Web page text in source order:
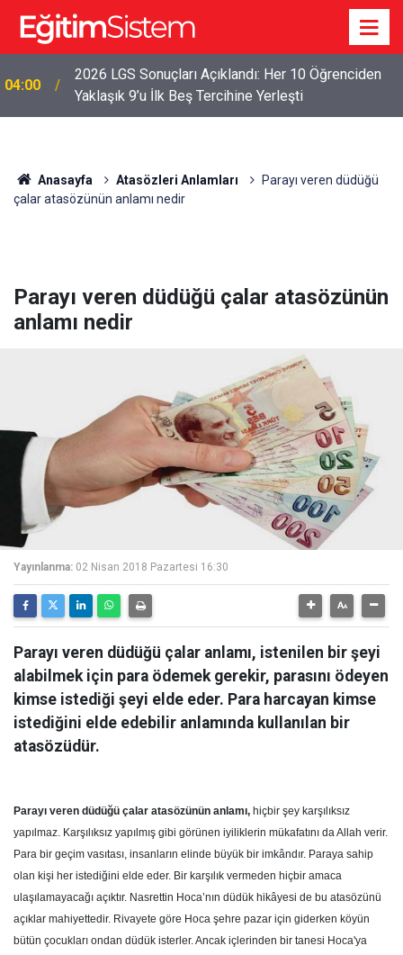
04:00
2026 LGS Sonuçları Açıklandı: Her 10 Öğrenciden
Yaklaşık 9’u İlk Beş Tercihine Yerleşti
Anasayfa Atasözleri Anlamları
Parayı veren düdüğü
çalar atasözünün anlamı nedir
Parayı veren düdüğü çalar atasözünün
anlamı nedir
Yayınlanma: 02 Nisan 2018 Pazartesi 16:30
Parayı veren düdüğü çalar anlamı, istenilen bir şeyi
alabilmek için para ödemek gerekir, parasını ödeyen
kimse istediği şeyi elde eder. Para harcayan kimse
istediğini elde edebilir anlamında kullanılan bir
atasözüdür.
Parayı veren düdüğü çalar atasözünün anlamı, hiçbir şey karşılıksız
yapılmaz. Karşılıksız yapılmış gibi görünen iyiliklerin mükafatını da Allah verir.
Para bir geçim vasıtası, insanların elinde büyük bir imkândır. Paraya sahip
olan kişi her istediğini elde eder. Bir karşılık vermeden hiçbir amaca
ulaşılamayacağı açıktır. Nasrettin Hoca’nın düdük hikâyesi de bu atasözünü
açıklar mahiyettedir. Rivayete göre Hoca şehre pazar için giderken köyün
bütün çocukları ondan düdük isterler. Ancak içlerinden bir tanesi Hoca'ya